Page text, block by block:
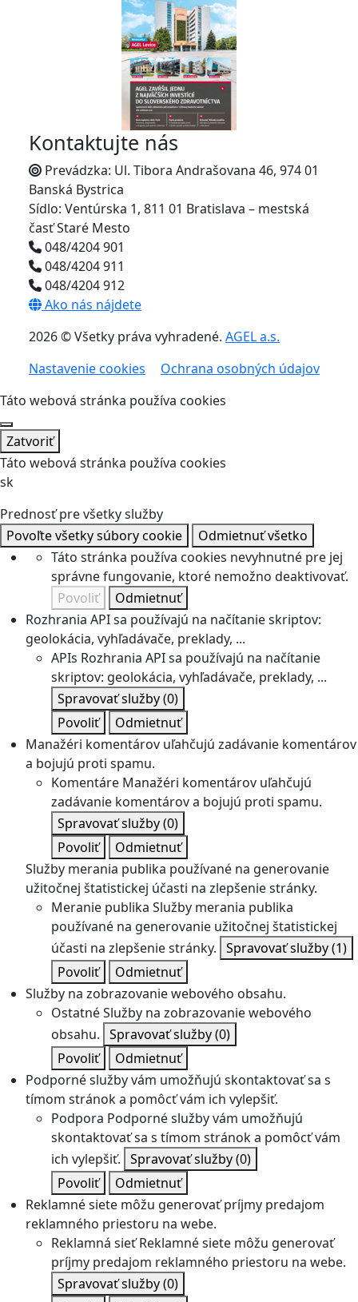
Kontaktujte nás
Prevádzka: Ul. Tibora Andrašovana 46, 974 01
Banská Bystrica
Sídlo: Ventúrska 1, 811 01 Bratislava – mestská
časť Staré Mesto
048/4204 901
048/4204 911
048/4204 912
Ako nás nájdete
2026 © Všetky práva vyhradené. AGEL a.s.
Nastavenie cookies
Ochrana osobných údajov
Táto webová stránka používa cookies
Zatvoriť
Táto webová stránka používa cookies
sk
Prednosť pre všetky služby
Povoľte všetky súbory cookie
Odmietnuť všetko
Táto stránka používa cookies nevyhnutné pre jej
správne fungovanie, ktoré nemožno deaktivovať.
Povoliť
Odmietnuť
Rozhrania API sa používajú na načítanie skriptov:
geolokácia, vyhľadávače, preklady, ...
APIs Rozhrania API sa používajú na načítanie
skriptov: geolokácia, vyhľadávače, preklady, ...
Spravovať služby(0)
Povoliť
Odmietnuť
Manažéri komentárov uľahčujú zadávanie komentárov
a bojujú proti spamu.
Komentáre Manažéri komentárov uľahčujú
zadávanie komentárov a bojujú proti spamu.
Spravovať služby(0)
Povoliť
Odmietnuť
Služby merania publika používané na generovanie
užitočnej štatistickej účasti na zlepšenie stránky.
Meranie publika Služby merania publika
používané na generovanie užitočnej štatistickej
účasti na zlepšenie stránky. Spravovať služby(1)
Povoliť
Odmietnuť
Služby na zobrazovanie webového obsahu.
OstatnéSlužby na zobrazovanie webového
obsahu. Spravovať služby(0)
Povoliť
Odmietnuť
Podporné služby vám umožňujú skontaktovať sa s
tímom stránok a pomôcť vám ich vylepšiť.
Podpora Podporné služby vám umožňujú
skontaktovať sa s tímom stránok a pomôcť vám
ich vylepšiť. Spravovať služby(0)
Povoliť
Odmietnuť
Reklamné siete môžu generovať príjmy predajom
reklamného priestoru na webe.
Reklamná sieť Reklamné siete môžu generovať
príjmy predajom reklamného priestoru na webe.
Spravovať služby(0)